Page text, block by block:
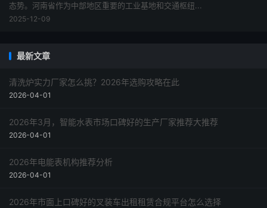
态势。河南省作为中部地区重要的工业基地和交通枢纽...
2025-12-09
最新文章
清洗炉实力厂家怎么挑？2026年选购攻略在此
2026-04-01
2026年3月，智能水表市场口碑好的生产厂家推荐大推荐
2026-04-01
2026年电能表机构推荐分析
2026-04-01
2026年市面上口碑好的叉装车出租租赁合规平台怎么选择